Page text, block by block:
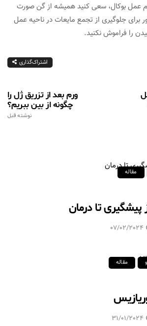
عمل بوکال، سعی کنید همیشه از گن صورت
برای جلوگیری از تجمع مایعات در ناحیه عمل
را فراموش نکنید.
اشتراک‌گذاری
ورم بعد از تزریق ژل را
چگونه از بین ببریم؟
نوشته قبل
مقاله
تا درمان
07/02/2024
مقاله
31/01/2024